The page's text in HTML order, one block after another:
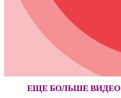
ЕЩЕ БОЛЬШЕ ВИДЕО